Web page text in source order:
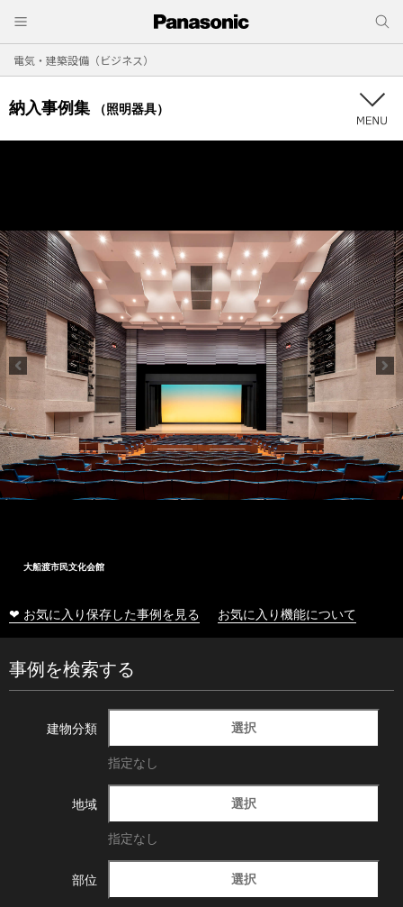
電気・建築設備（ビジネス）
納入事例集 （照明器具）
大船渡市民文化会館
❤ お気に入り保存した事例を見る お気に入り機能について
事例を検索する
建物分類 選択
指定なし
地域 選択
指定なし
部位 選択